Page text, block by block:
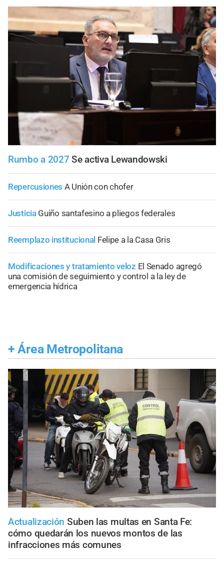
Rumbo a 2027 Se activa Lewandowski
Repercusiones A Unión con chofer
Justicia Guiño santafesino a pliegos federales
Reemplazo institucional Felipe a la Casa Gris
Modificaciones y tratamiento veloz El Senado agregó
una comisión de seguimiento y control a la ley de
emergencia hídrica
+ Área Metropolitana
Actualización Suben las multas en Santa Fe:
cómo quedarán los nuevos montos de las
infracciones más comunes